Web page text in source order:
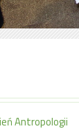
Antropologii